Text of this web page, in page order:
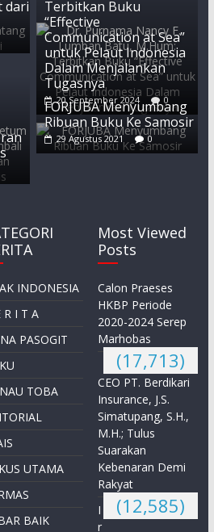
dari
Terbitkan Buku
“Effective
Communication at Sea”
untuk Pelaut Indonesia
Dalam Menjalankan
Tugasnya
20 September 2024 0
FORJUBA Menyumbang
Ribuan Buku Ke Samosir
29 Agustus 2021 0
INDONESIA
R I T A
PASOGIT
TOBA
UTAMA
BAIK
Most Viewed
Posts
Calon Praeses
HKBP Periode
2020-2024 Serep
Marhobas
(17,713)
CEO PT. Berdikari
Insurance, J.S.
Simatupang, S.H.,
M.H.; Tulus
Suarakan
Kebenaran Demi
Rakyat
(12,585)
I
r